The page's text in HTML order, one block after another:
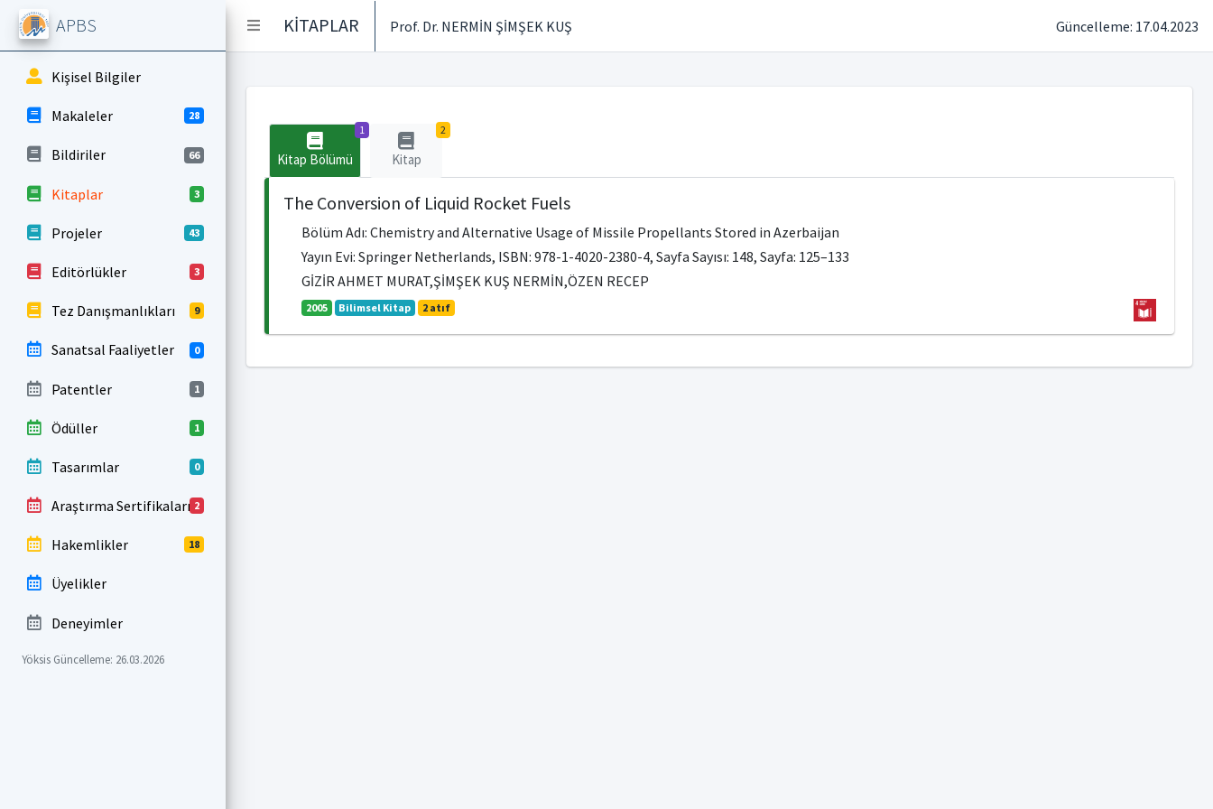
KİTAPLAR Prof. Dr. NERMİN ŞİMŞEK KUŞ Güncelleme: 17.04.2023
APBS
Kişisel Bilgiler
Makaleler 28
Bildiriler 66
Kitaplar 3
Projeler 43
Editörlükler 3
Tez Danışmanlıkları 9
Sanatsal Faaliyetler 0
Patentler 1
Ödüller 1
Tasarımlar 0
Araştırma Sertifikaları 2
Hakemlikler 18
Üyelikler
Deneyimler
Yöksis Güncelleme: 26.03.2026
1
Kitap Bölümü
2
Kitap
The Conversion of Liquid Rocket Fuels
Bölüm Adı: Chemistry and Alternative Usage of Missile Propellants Stored in Azerbaijan
Yayın Evi: Springer Netherlands, ISBN: 978-1-4020-2380-4, Sayfa Sayısı: 148, Sayfa: 125–133
GİZİR AHMET MURAT,ŞİMŞEK KUŞ NERMİN,ÖZEN RECEP
2005 Bilimsel Kitap 2 atıf